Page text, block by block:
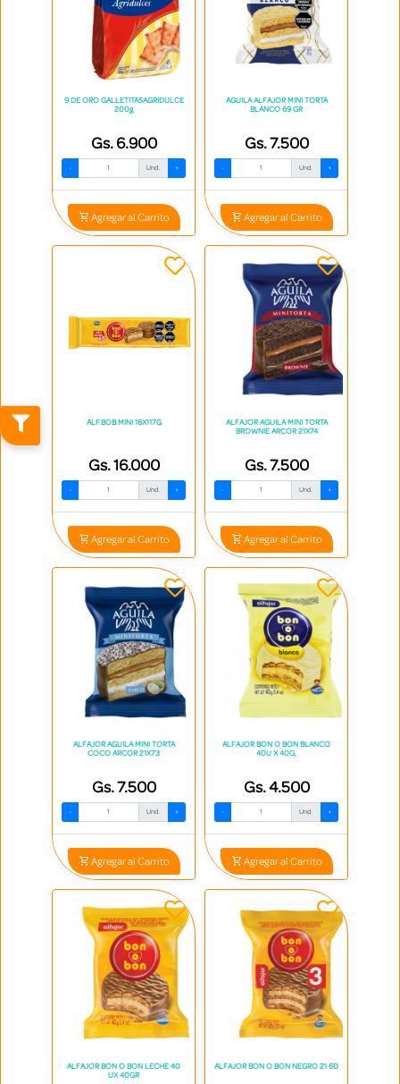
9 DE ORO GALLETITASAGRIDULCE
200g
Gs. 6.900
- Und. +
Agregar al Carrito
AGUILA ALFAJOR MINI TORTA
BLANCO 69 GR
Gs. 7.500
- Und. +
Agregar al Carrito
ALF.BOB MINI 16X117G
Gs. 16.000
- Und. +
Agregar al Carrito
ALFAJOR AGUILA MINI TORTA
BROWNIE ARCOR 21X74
Gs. 7.500
- Und. +
Agregar al Carrito
ALFAJOR AGUILA MINI TORTA
COCO ARCOR 21X73
Gs. 7.500
- Und. +
Agregar al Carrito
ALFAJOR BON O BON BLANCO
40U X 40G,
Gs. 4.500
- Und. +
Agregar al Carrito
ALFAJOR BON O BON LECHE 40
UX 40GR
ALFAJOR BON O BON NEGRO 21 60